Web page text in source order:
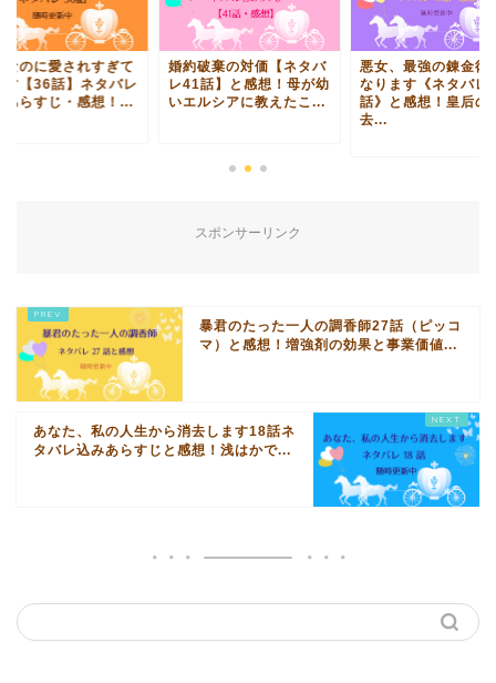
なのに愛されすぎて
す【36話】ネタバレ
あらすじ・感想！...
婚約破棄の対価【ネタバ
レ41話】と感想！母が幼
いエルシアに教えたこ...
悪女、最強の錬金術
なります《ネタバレ
話》と感想！皇后の
去...
スポンサーリンク
暴君のたった一人の調香師27話（ピッコ
マ）と感想！増強剤の効果と事業価値...
あなた、私の人生から消去します18話ネ
タバレ込みあらすじと感想！浅はかで...